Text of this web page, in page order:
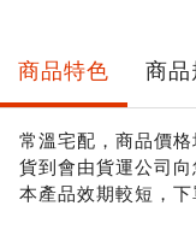
商品特色 商品
常溫宅配，商品價格
貨到會由貨運公司向
本產品效期較短，下